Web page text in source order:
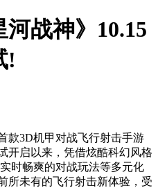
战神》10.15
!
款3D机甲对战飞行射击手游
开启以来，凭借炫酷科幻风格
时畅爽的对战玩法等多元化
所未有的飞行射击新体验，受